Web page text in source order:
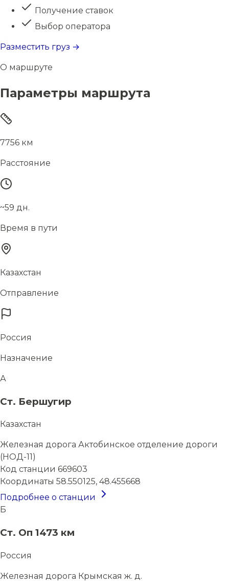
Получение ставок
Выбор оператора
Разместить груз →
О маршруте
Параметры маршрута
7756 км
Расстояние
~59 дн.
Время в пути
Казахстан
Отправление
Россия
Назначение
А
Ст. Бершугир
Казахстан
Железная дорога Актобинское отделение дороги
(НОД-11)
Код станции 669603
Координаты 58.550125, 48.455668
Подробнее о станции
Б
Ст. Оп 1473 км
Россия
Железная дорога Крымская ж. д.